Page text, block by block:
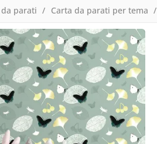
parati Carta da parati per tema